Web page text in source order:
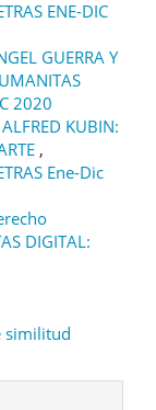
ENE-DIC
GUERRA Y
2020
ALFRED KUBIN:
,
Ene-Dic
DIGITAL:
similitud